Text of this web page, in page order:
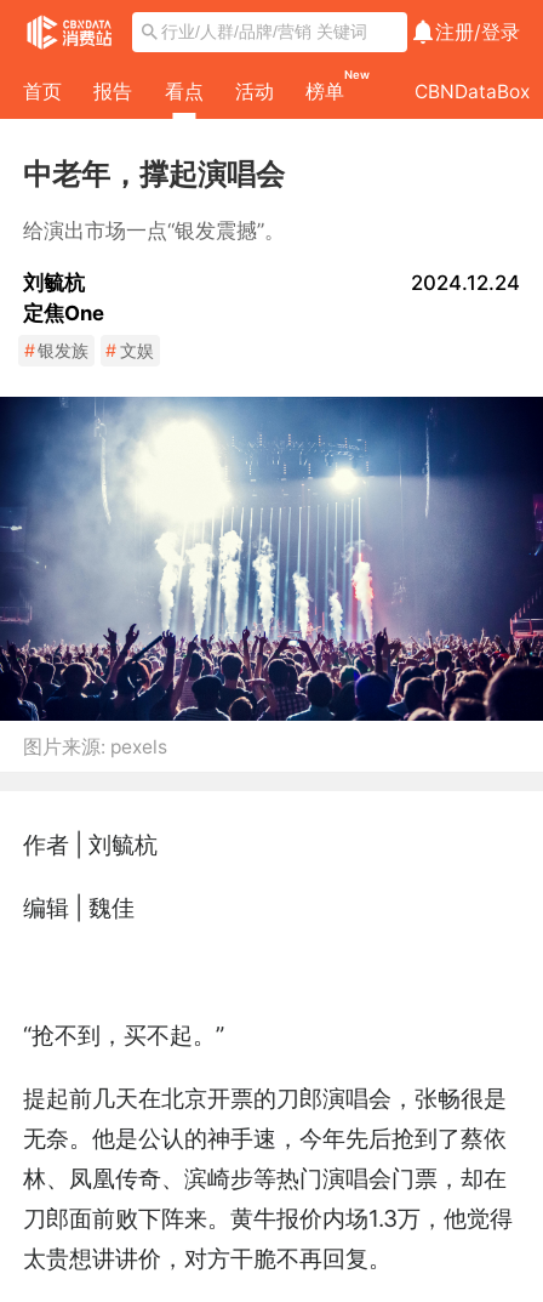
注册/登录
首页 报告 看点 活动 榜单
New
CBNDataBox
中老年，撑起演唱会
给演出市场一点“银发震撼”。
刘毓杭
定焦One
2024.12.24
#银发族 #文娱
图片来源: pexels
作者 | 刘毓杭
编辑 | 魏佳
“抢不到，买不起。”
提起前几天在北京开票的刀郎演唱会，张畅很是
无奈。他是公认的神手速，今年先后抢到了蔡依
林、凤凰传奇、滨崎步等热门演唱会门票，却在
刀郎面前败下阵来。黄牛报价内场1.3万，他觉得
太贵想讲讲价，对方干脆不再回复。